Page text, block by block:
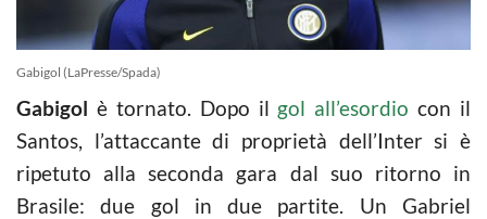
Gabigol (LaPresse/Spada)
Gabigol è tornato. Dopo il gol all’esordio con il
Santos, l’attaccante di proprietà dell’Inter si è
ripetuto alla seconda gara dal suo ritorno in
Brasile: due gol in due partite. Un Gabriel